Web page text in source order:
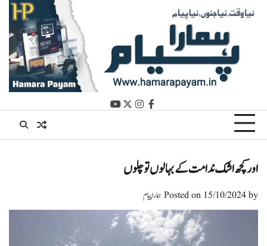
Skip
content
facebook
instagram
twitter
youtube
اور کچھ اشک ندامت کے بہا لوں تو چلوں
Posted on 15/10/2024by ہمارا پیام